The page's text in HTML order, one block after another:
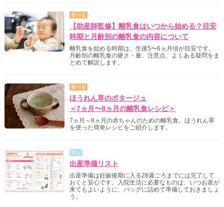
食べる
【助産師監修】離乳食はいつから始める？目安
時期と月齢別の離乳食の内容について
離乳食を始める時期は、生後5〜6ヵ月頃が目安です。
月齢別の離乳食の硬さ・量、注意点、よくある疑問をま
とめて解説します。
食べる
ほうれん草のポタージュ
＜7ヵ月〜8ヵ月の離乳食レシピ＞
7ヵ月～8ヵ月の赤ちゃんのための離乳食。ほうれん草
を使った簡単レシピをご紹介します。
学ぶ
出産準備リスト
出産準備は妊娠後期に入る28週ごろまでには完了して
おくと安心です。入院生活に必要なものは、いつお産が
来てもよいように、バッグに詰めて準備しておきましょ
う。